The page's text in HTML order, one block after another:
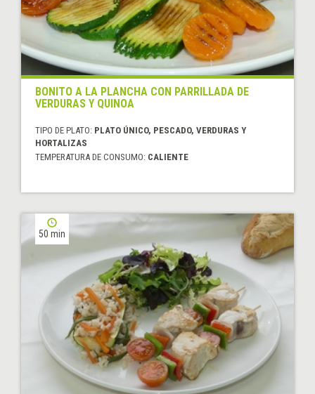
BONITO A LA PLANCHA CON PARRILLADA DE
VERDURAS Y QUINOA
TIPO DE PLATO: PLATO ÚNICO, PESCADO, VERDURAS Y
HORTALIZAS
TEMPERATURA DE CONSUMO: CALIENTE
50 min